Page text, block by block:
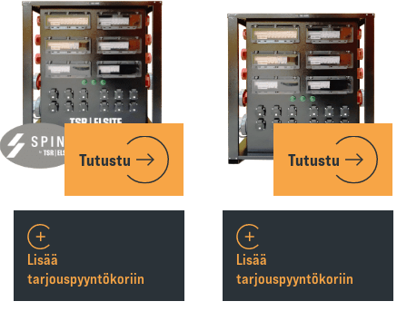
Tutustu
Lisää
tarjouspyyntökoriin
Tutustu
Lisää
tarjouspyyntökoriin